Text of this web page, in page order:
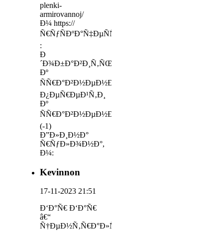
plenki-
armirovannoj/
Ð¼ https://
Ñ€ÑƒÑÐºÐ°Ñ‡ÐµÑÑ‚Ð²Ð¾.com/
:
Ð
´Ð¾Ð±Ð°Ð²Ð¸Ñ‚ÑŒ
Ðº
ÑÑ€Ð°Ð²Ð½ÐµÐ½Ð¸ÑŽ
Ð¿ÐµÑ€ÐµÐ¹Ñ‚Ð¸
Ðº
ÑÑ€Ð°Ð²Ð½ÐµÐ½Ð¸ÑŽ
(-1)
Ð”Ð»Ð¸Ð½Ð°
Ñ€ÑƒÐ»Ð¾Ð½Ð°,
Ð¼:
Kevinnon
17-11-2023 21:51
Ð‘Ð°Ñ€ Ð‘Ð°Ñ€
â€“
Ñ†ÐµÐ½Ñ‚Ñ€Ð°Ð»ÑŒÐ½Ð¾Ðµ